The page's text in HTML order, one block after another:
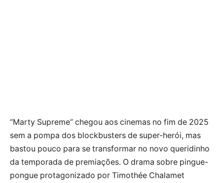
“Marty Supreme” chegou aos cinemas no fim de 2025
sem a pompa dos blockbusters de super-herói, mas
bastou pouco para se transformar no novo queridinho
da temporada de premiações. O drama sobre pingue-
pongue protagonizado por Timothée Chalamet